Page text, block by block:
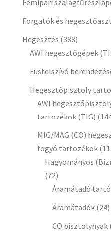
Fémipari
Forgatók és
Hegesztés (388)
AWI hegesztőgépek
Füstelszívó
Hegesztőpisztoly
AWI
tartozékok (TIG)
MIG/MAG (CO)
fogyó tartozékok
Hagyományos
(72)
Áramátadó
Áramátadók (24)
CO pisztolynyak